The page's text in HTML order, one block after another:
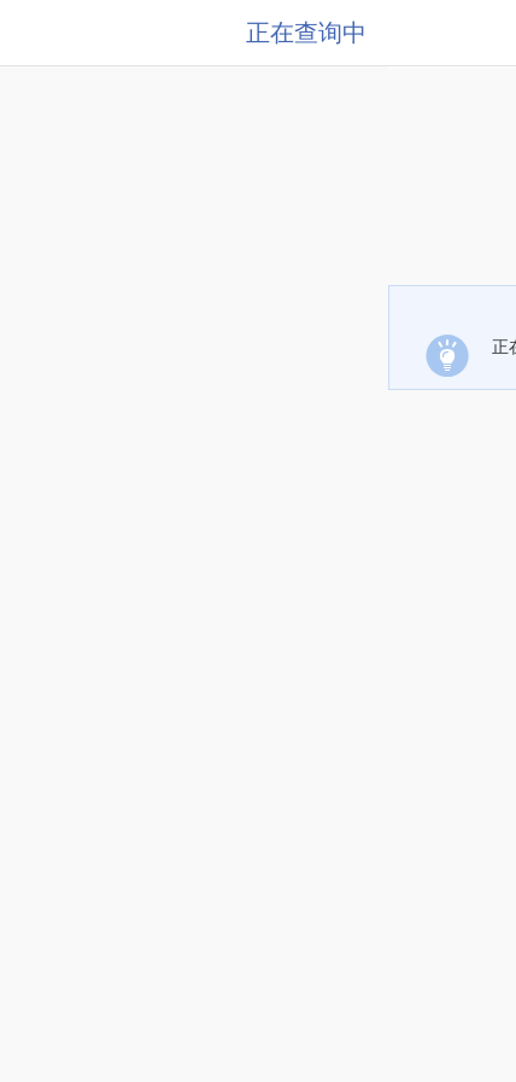
正在查询中
正